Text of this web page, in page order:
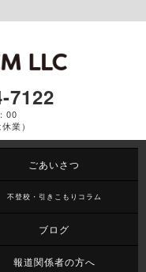
7122
00
業）
ごあいさつ
不登校・引きこもりコラム
ブログ
報道関係者の方へ